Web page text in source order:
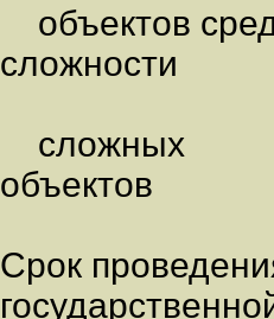
объектов
сложности -
сложных
объектов
Срок